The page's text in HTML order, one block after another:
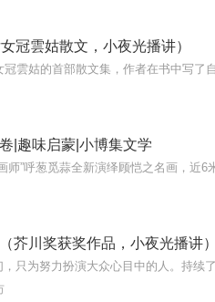
冠雲姑散文，小夜光播讲）
|趣味启蒙|小博集文学
师”呼葱觅蒜全新演绎顾恺之名画，近6
芥川奖获奖作品，小夜光播讲）